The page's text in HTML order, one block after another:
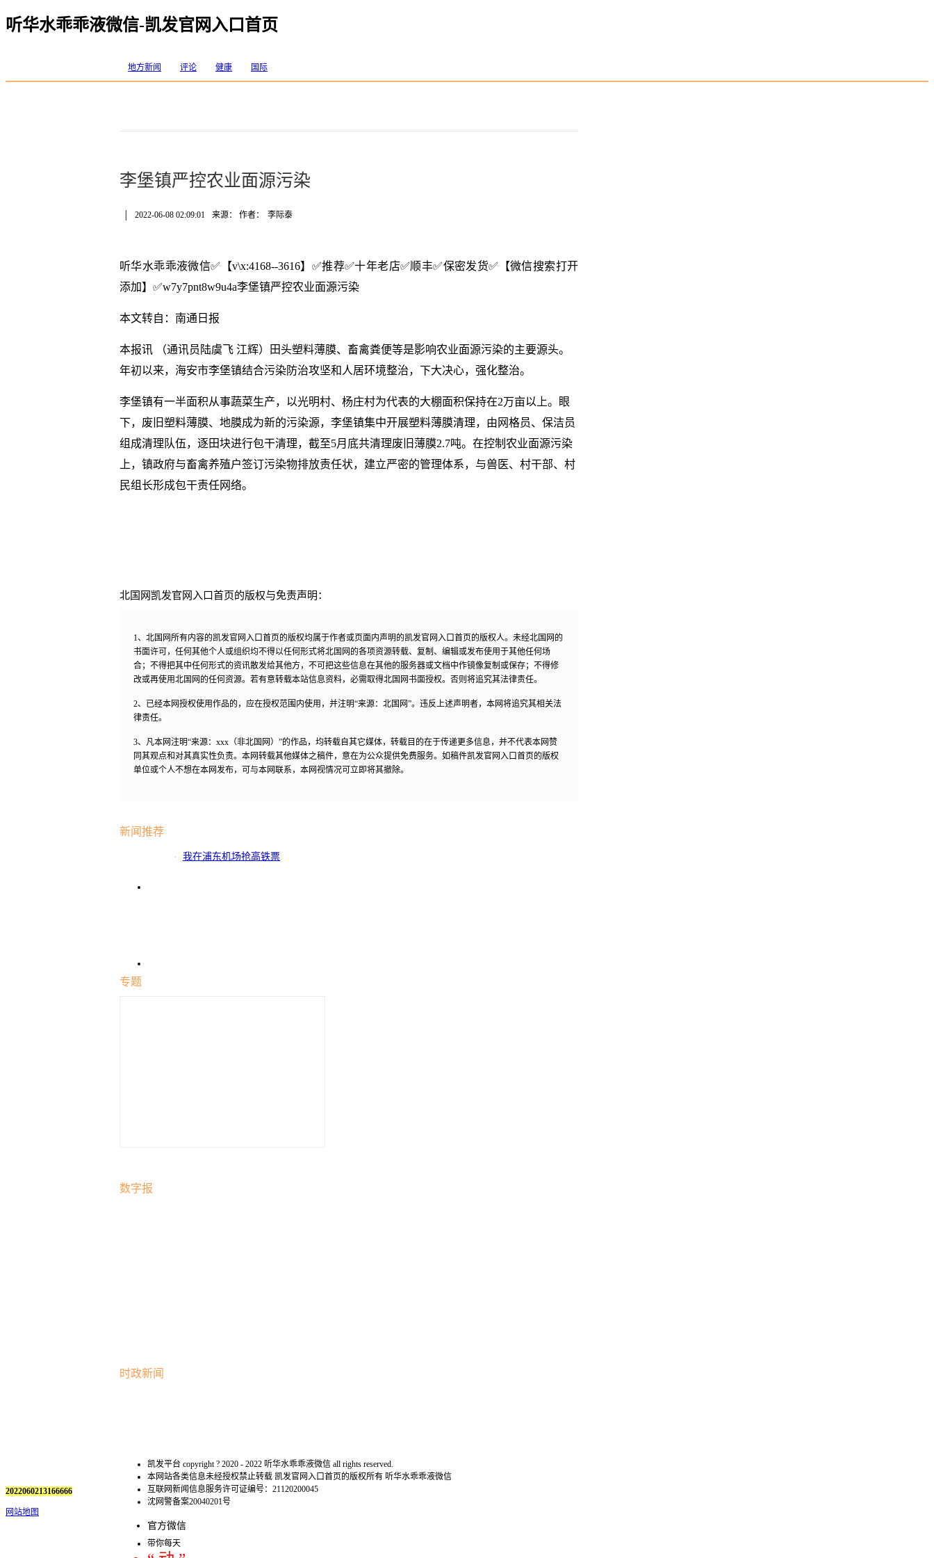
听华水乖乖液微信-凯发官网入口首页
地方新闻 评论 健康 国际
李堡镇严控农业面源污染
2022-06-08 02:09:01 来源： 作者： 李际泰
听华水乖乖液微信✅【v\x:4168--3616】✅推荐✅十年老店✅顺丰✅保密发货✅【微信搜索打开
添加】✅w7y7pnt8w9u4a李堡镇严控农业面源污染
本文转自：南通日报
本报讯 （通讯员陆虞飞 江辉）田头塑料薄膜、畜禽粪便等是影响农业面源污染的主要源头。
年初以来，海安市李堡镇结合污染防治攻坚和人居环境整治，下大决心，强化整治。
李堡镇有一半面积从事蔬菜生产，以光明村、杨庄村为代表的大棚面积保持在2万亩以上。眼
下，废旧塑料薄膜、地膜成为新的污染源，李堡镇集中开展塑料薄膜清理，由网格员、保洁员
组成清理队伍，逐田块进行包干清理，截至5月底共清理废旧薄膜2.7吨。在控制农业面源污染
上，镇政府与畜禽养殖户签订污染物排放责任状，建立严密的管理体系，与兽医、村干部、村
民组长形成包干责任网络。
北国网凯发官网入口首页的版权与免责声明：
1、北国网所有内容的凯发官网入口首页的版权均属于作者或页面内声明的凯发官网入口首页的版权人。未经北国网的
书面许可，任何其他个人或组织均不得以任何形式将北国网的各项资源转载、复制、编辑或发布使用于其他任何场
合；不得把其中任何形式的资讯散发给其他方，不可把这些信息在其他的服务器或文档中作镜像复制或保存；不得修
改或再使用北国网的任何资源。若有意转载本站信息资料，必需取得北国网书面授权。否则将追究其法律责任。
2、已经本网授权使用作品的，应在授权范围内使用，并注明“来源：北国网”。违反上述声明者，本网将追究其相关法
律责任。
3、凡本网注明“来源：xxx（非北国网）”的作品，均转载自其它媒体，转载目的在于传递更多信息，并不代表本网赞
同其观点和对其真实性负责。本网转载其他媒体之稿件，意在为公众提供免费服务。如稿件凯发官网入口首页的版权
单位或个人不想在本网发布，可与本网联系，本网视情况可立即将其撤除。
新闻推荐
我在浦东机场抢高铁票
专题
数字报
时政新闻
凯发平台 copyright ? 2020 - 2022 听华水乖乖液微信 all rights reserved.
本网站各类信息未经授权禁止转载 凯发官网入口首页的版权所有 听华水乖乖液微信
互联网新闻信息服务许可证编号：21120200045
沈网警备案20040201号
官方微信
带你每天
2022060213166666
网站地图